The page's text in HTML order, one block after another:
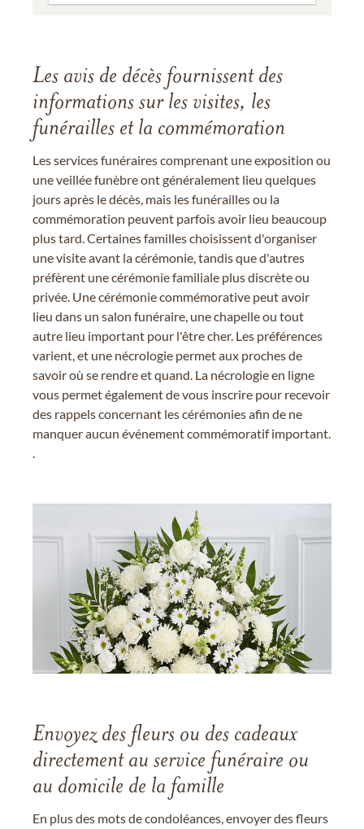
Les avis de décès fournissent des
informations sur les visites, les
funérailles et la commémoration
Les services funéraires comprenant une exposition ou
une veillée funèbre ont généralement lieu quelques
jours après le décès, mais les funérailles ou la
commémoration peuvent parfois avoir lieu beaucoup
plus tard. Certaines familles choisissent d'organiser
une visite avant la cérémonie, tandis que d'autres
préfèrent une cérémonie familiale plus discrète ou
privée. Une cérémonie commémorative peut avoir
lieu dans un salon funéraire, une chapelle ou tout
autre lieu important pour l'être cher. Les préférences
varient, et une nécrologie permet aux proches de
savoir où se rendre et quand. La nécrologie en ligne
vous permet également de vous inscrire pour recevoir
des rappels concernant les cérémonies afin de ne
manquer aucun événement commémoratif important.
Envoyez des fleurs ou des cadeaux
directement au service funéraire ou
au domicile de la famille
En plus des mots de condoléances, envoyer des fleurs